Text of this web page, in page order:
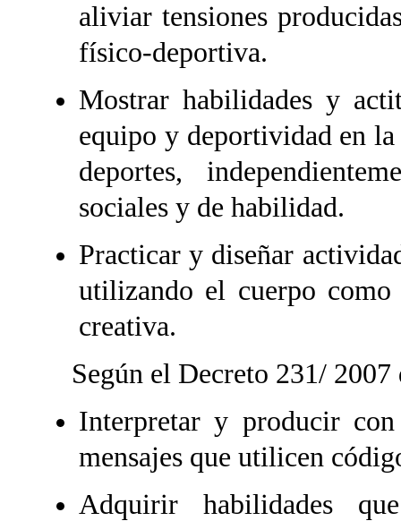
aliviar tensiones
físico-deportiva.
Mostrar habilidades y
equipo y deportividad en
deportes,
sociales y de habilidad.
Practicar y diseñar
utilizando el cuerpo
creativa.
Según el Decreto 231/ 2007
Interpretar y producir
mensajes que utilicen
Adquirir habilidades